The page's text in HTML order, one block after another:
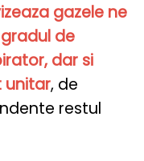
gazele ne
de
dar si
unitar, de
restul